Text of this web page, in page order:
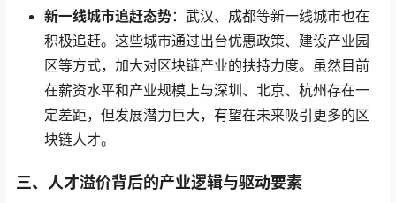
新一线城市追赶态势：武汉、成都等新一线城市也在
积极追赶。这些城市通过出台优惠政策、建设产业园
区等方式，加大对区块链产业的扶持力度。虽然目前
在薪资水平和产业规模上与深圳、北京、杭州存在一
定差距，但发展潜力巨大，有望在未来吸引更多的区
块链人才。
三、 人才溢价背后的产业逻辑与驱动要素